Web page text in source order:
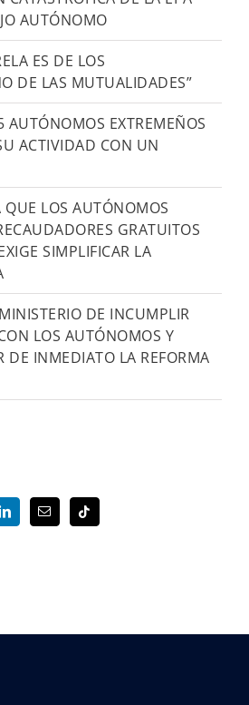
AUTÓNOMO
ES DE LOS
DE LAS MUTUALIDADES”
EXTREMEÑOS
ACTIVIDAD CON UN
LOS AUTÓNOMOS
GRATUITOS
SIMPLIFICAR LA
DE INCUMPLIR
LOS AUTÓNOMOS Y
DE INMEDIATO LA REFORMA